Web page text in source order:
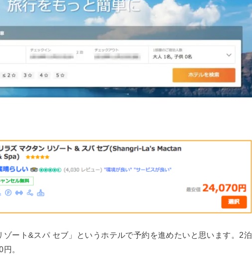
ゾート&スパ セブ」というホテルで予約を進めたいと思います。2泊
。